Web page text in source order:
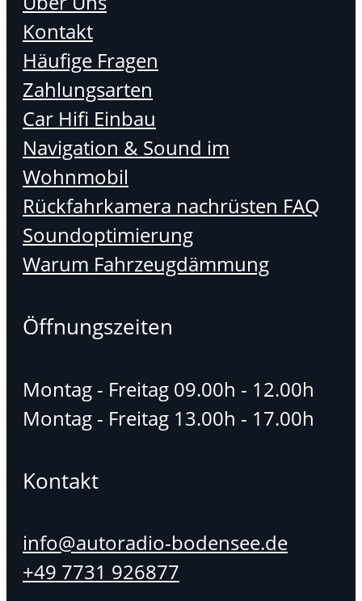
Kontakt
Häufige Fragen
Zahlungsarten
Car Hifi Einbau
Navigation & Sound im
Wohnmobil
Rückfahrkamera nachrüsten FAQ
Soundoptimierung
Warum Fahrzeugdämmung
Öffnungszeiten
Montag - Freitag 09.00h - 12.00h
Montag - Freitag 13.00h - 17.00h
Kontakt
info@autoradio-bodensee.de
+49 7731 926877